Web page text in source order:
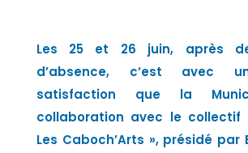
Les 25 et 26 juin, après
d’absence, c’est avec
satisfaction que la
collaboration avec le collectif
Les Caboch’Arts », présidé par